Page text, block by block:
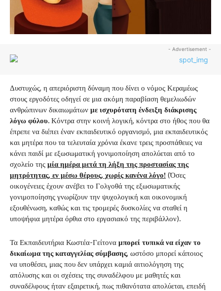
- Advertisement -
Δυστυχώς, η απεριόριστη δύναμη που δίνει ο νόμος Κεραμέως
στους εργοδότες οδηγεί σε μια ακόμη παραβίαση θεμελιωδών
ανθρώπινων δικαιωμάτων με ισχυρότατη ένδειξη διάκρισης
λόγω φύλου. Κόντρα στην κοινή λογική, κόντρα στο ήθος που θα
έπρεπε να διέπει έναν εκπαιδευτικό οργανισμό, μια εκπαιδευτικός
και μητέρα που τα τελευταία χρόνια έκανε τρεις προσπάθειες να
κάνει παιδί με εξωσωματική γονιμοποίηση απολύεται από το
σχολείο της μία ημέρα μετά τη λήξη της προστασίας της
μητρότητας, εν μέσω θέρους, χωρίς κανένα λόγο! (Όσες
οικογένειες έχουν ανέβει το Γολγοθά της εξωσωματικής
γονιμοποίησης γνωρίζουν την ψυχολογική και οικονομική
εξουθένωση, καθώς και τις τρομερές δυσκολίες να σταθεί η
υποψήφια μητέρα όρθια στο εργασιακό της περιβάλλον).
Τα Εκπαιδευτήρια Κωστέα-Γείτονα μπορεί τυπικά να είχαν το
δικαίωμα της καταγγελίας σύμβασης, ωστόσο μπορεί κάποιος
να υποθέσει, μιας που δεν υπάρχει καμιά αιτιολόγηση της
απόλυσης και οι σχέσεις της συναδέλφου με μαθητές και
συναδέλφους ήταν εξαιρετική, πως πιθανότατα απολύεται, επειδή